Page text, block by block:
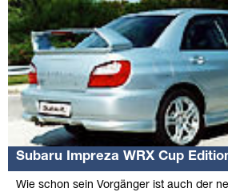
Subaru Impreza WRX Cup
Wie schon sein Vorgänger ist auch der